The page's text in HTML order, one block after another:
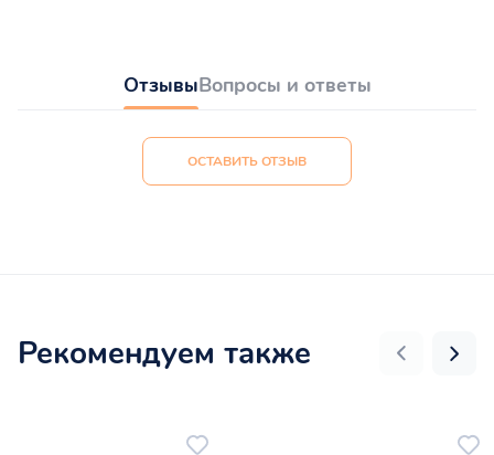
ОтзывыВопросы и ответы
ОСТАВИТЬ ОТЗЫВ
Рекомендуем также